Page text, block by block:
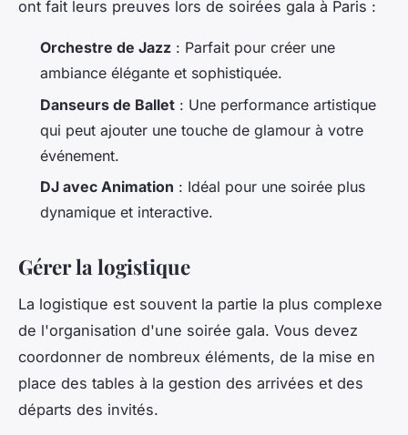
ont fait leurs preuves lors de soirées gala à Paris :
Orchestre de Jazz : Parfait pour créer une
ambiance élégante et sophistiquée.
Danseurs de Ballet : Une performance artistique
qui peut ajouter une touche de glamour à votre
événement.
DJ avec Animation : Idéal pour une soirée plus
dynamique et interactive.
Gérer la logistique
La logistique est souvent la partie la plus complexe
de l'organisation d'une soirée gala. Vous devez
coordonner de nombreux éléments, de la mise en
place des tables à la gestion des arrivées et des
départs des invités.